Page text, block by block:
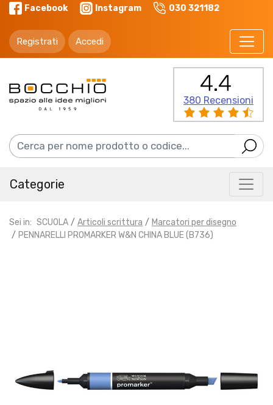
Facebook Instagram 030 321182
Registrati Accedi
4.4
380 Recensioni
Categorie
Sei in: SCUOLA Articoli scrittura
Marcatori per disegno
PENNARELLI PROMARKER W&N CHINA BLUE (B736)